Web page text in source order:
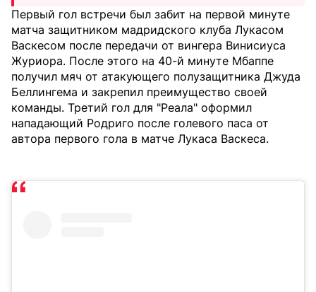
Первый гол встречи был забит на первой минуте
матча защитником мадридского клуба Лукасом
Васкесом после передачи от вингера Винисиуса
Журиора. После этого на 40-й минуте Мбаппе
получил мяч от атакующего полузащитника Джуда
Беллингема и закрепил преимущество своей
команды. Третий гол для "Реала" оформил
нападающий Родриго после голевого паса от
автора первого гола в матче Лукаса Васкеса.